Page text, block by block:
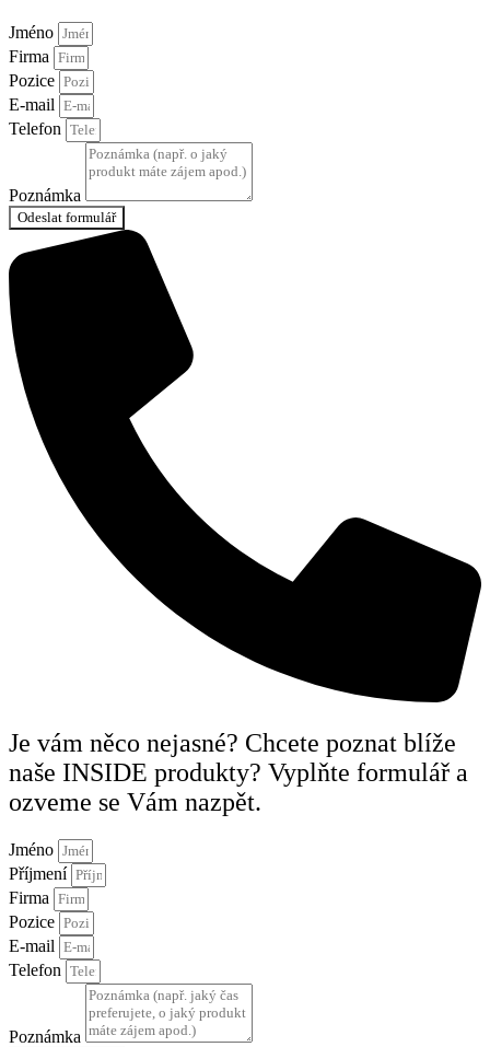
Jméno
Firma
Pozice
E-mail
Telefon
Poznámka
Odeslat formulář
Je vám něco nejasné? Chcete poznat blíže
naše INSIDE produkty? Vyplňte formulář a
ozveme se Vám nazpět.
Jméno
Příjmení
Firma
Pozice
E-mail
Telefon
Poznámka